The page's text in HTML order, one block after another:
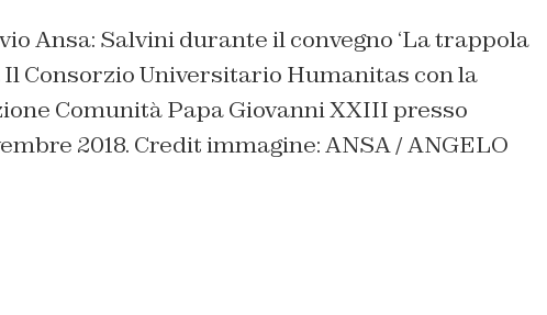
Ansa: Salvini durante il convegno ‘La trappola
Il Consorzio Universitario Humanitas con la
Comunità Papa Giovanni XXIII presso
2018. Credit immagine: ANSA / ANGELO